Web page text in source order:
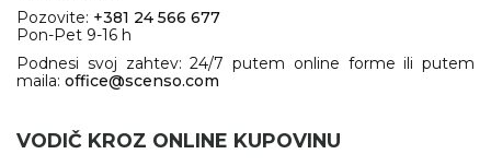
Pozovite: +381 24 566 677
Pon-Pet 9-16 h
Podnesi svoj zahtev: 24/7 putem online forme ili putem
maila: office@scenso.com
VODIČ KROZ ONLINE KUPOVINU